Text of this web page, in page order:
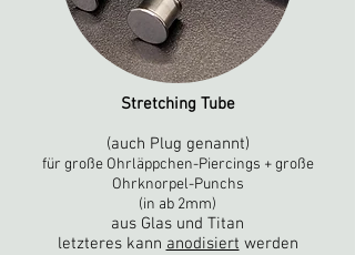
Stretching Tube
(auch Plug genannt)
für große Ohrläppchen-Piercings + große
Ohrknorpel-Punchs
(in ab 2mm)
aus Glas und Titan
letzteres kann anodisiert werden